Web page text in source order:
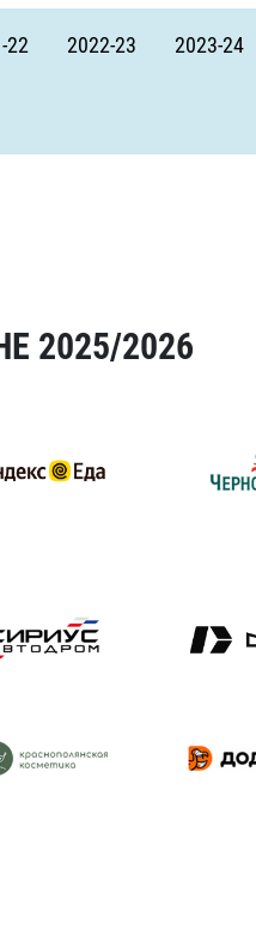
22 2022-23 2023-24
2025/2026